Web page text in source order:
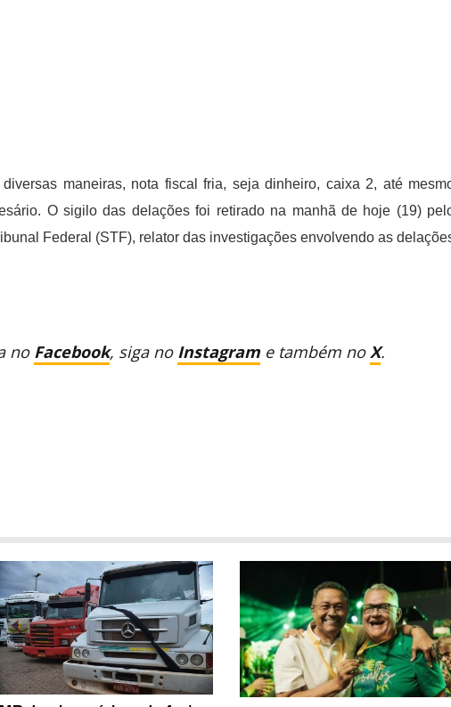
maneiras, nota fiscal fria, seja dinheiro, caixa 2, até
O sigilo das delações foi retirado na manhã de hoje (19)
Federal (STF), relator das investigações envolvendo as
no Facebook, siga no Instagram e também no X.